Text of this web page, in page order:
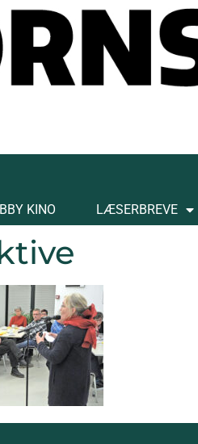
KINO LÆSERBREVE